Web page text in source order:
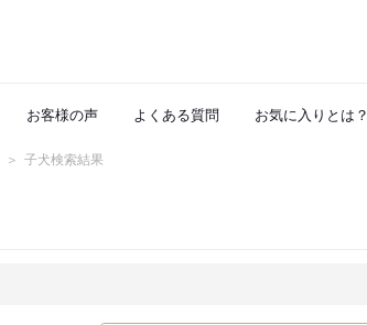
お客様の声 よくある質問 お気に入りとは？
子犬検索結果